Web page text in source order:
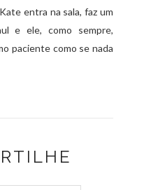
entra na sala, faz um
e ele, como sempre,
paciente como se nada